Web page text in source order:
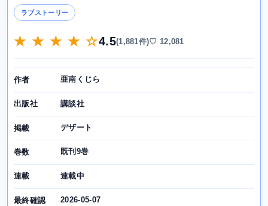
ラブストーリー
★ ★ ★ ★ ☆4.5(1,881件)♡ 12,081
作者 亜南くじら
出版社 講談社
掲載 デザート
巻数 既刊9巻
連載 連載中
最終確認 2026-05-07